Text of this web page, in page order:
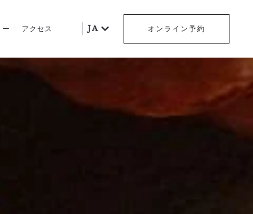
ー アクセス JA オンライン予約